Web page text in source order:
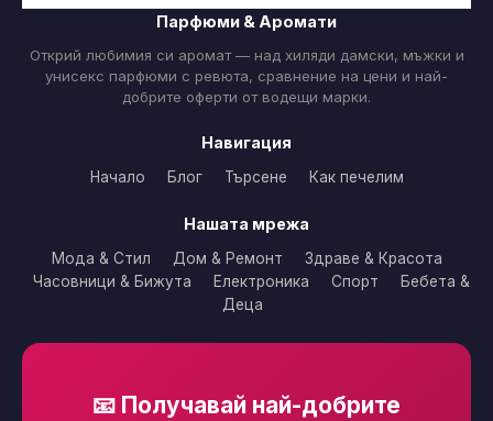
Парфюми & Аромати
Открий любимия си аромат — над хиляди дамски, мъжки и
унисекс парфюми с ревюта, сравнение на цени и най-
добрите оферти от водещи марки.
Навигация
Начало Блог Търсене Как печелим
Нашата мрежа
Мода & Стил Дом & Ремонт
Здраве & Красота
Часовници & Бижута
Електроника Спорт
Бебета &
Деца
📧 Получавай най-добрите